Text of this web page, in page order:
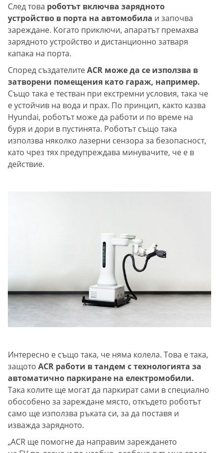
След това роботът включва зарядното
устройство в порта на автомобила и започва
зареждане. Когато приключи, апаратът премахва
зарядното устройство и дистанционно затваря
капака на порта.
Според създателитеACR може да се използва в
затворени помещения като гараж, например.
Също така е тестван при екстремни условия, така че
е устойчив на вода и прах. По принцип, както казва
Hyundai, роботът може да работи и по време на
буря и дори в пустинята. Роботът също така
използва няколко лазерни сензора за безопасност,
като чрез тях предупреждава минувачите, че е в
действие.
Интересно е също така, че няма колела. Това е така,
защото ACR работи в тандем с технологията за
автоматично паркиране на електромобили.
Така колите ще могат да паркират сами в специално
обособено за зареждане място, откъдето роботът
само ще използва ръката си, за да поставя и
изважда зарядното.
„ACR ще помогне да направим зареждането